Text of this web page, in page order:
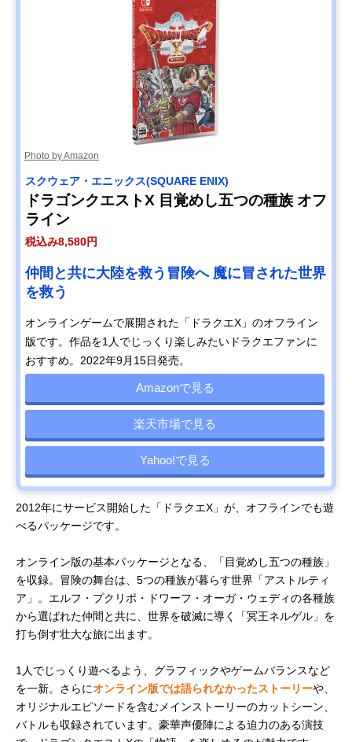
Photo by Amazon
スクウェア・エニックス(SQUARE ENIX)
ドラゴンクエストX 目覚めし五つの種族 オフ
ライン
税込み8,580円
仲間と共に大陸を救う冒険へ 魔に冒された世界
を救う
オンラインゲームで展開された「ドラクエX」のオフライン
版です。作品を1人でじっくり楽しみたいドラクエファンに
おすすめ。2022年9月15日発売。
Amazonで見る
楽天市場で見る
Yahoo!で見る
2012年にサービス開始した「ドラクエX」が、オフラインでも遊
べるパッケージです。
オンライン版の基本パッケージとなる、「目覚めし五つの種族」
を収録。冒険の舞台は、5つの種族が暮らす世界「アストルティ
ア」。エルフ・プクリポ・ドワーフ・オーガ・ウェディの各種族
から選ばれた仲間と共に、世界を破滅に導く「冥王ネルゲル」を
打ち倒す壮大な旅に出ます。
1人でじっくり遊べるよう、グラフィックやゲームバランスなど
を一新。さらにオンライン版では語られなかったストーリーや、
オリジナルエピソードを含むメインストーリーのカットシーン、
バトルも収録されています。豪華声優陣による迫力のある演技